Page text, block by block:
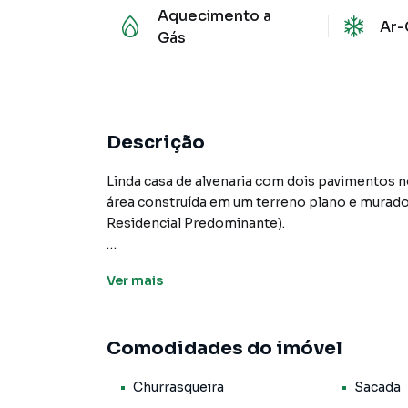
Aquecimento a
Gás
Ar-
Descrição
Linda casa de alvenaria com dois pavimentos
área construída em um terreno plano e
Residencial Predominante).
climatizada.
exuberante vegetação, sendo que nos fundos
Adentrando para a residência, temos um
Ver mais
Comodidades do imóvel
Churrasqueira Sacada